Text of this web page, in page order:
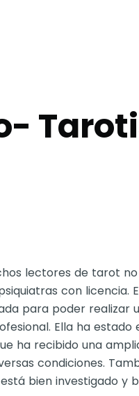
lectores de tarot no
con licencia.
para poder realizar
Ella ha
ha recibido una
condiciones.
bien investigado y